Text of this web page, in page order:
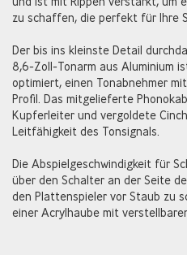
zu schaffen, die perfekt für Ihre
Der bis ins kleinste Detail
8,6-Zoll-Tonarm aus Aluminium
optimiert, einen Tonabnehmer
Profil. Das mitgelieferte
Kupferleiter und vergoldete
Leitfähigkeit des Tonsignals.
Die Abspielgeschwindigkeit für
über den Schalter an der Seite
den Plattenspieler vor Staub zu
einer Acrylhaube mit